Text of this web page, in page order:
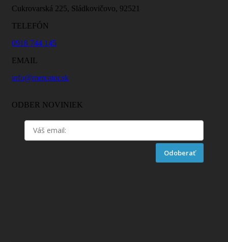
Cukrovarská 225, Sládkovičovo, 92521
TELEFÓN
0918 744 145
EMAIL
info@mercator.sk
ODBER NOVINIEK
Odoberať